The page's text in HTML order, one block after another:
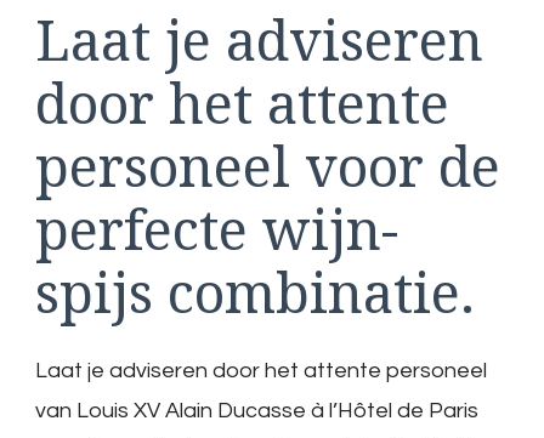
Laat je adviseren
door het attente
personeel voor de
perfecte wijn-
spijs combinatie.
Laat je adviseren door het attente personeel
van Louis XV Alain Ducasse à l’Hôtel de Paris